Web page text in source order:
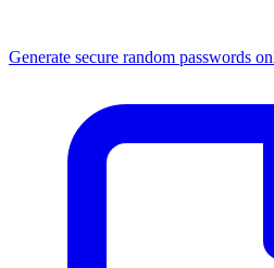
Generate secure random passwords